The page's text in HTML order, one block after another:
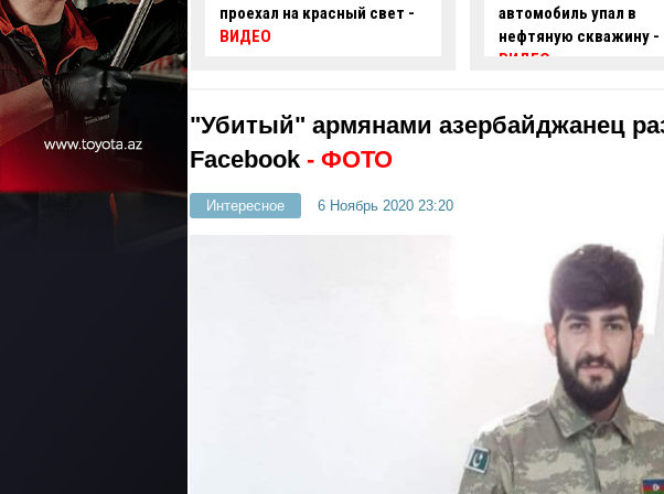
на красный свет -
автомобиль упал в
нефтяную скважину -
ряде улиц Баку
движение
"Убитый" армянами азербайджанец
Facebook - ФОТО
Интересное 6 Ноябрь 2020 23:20